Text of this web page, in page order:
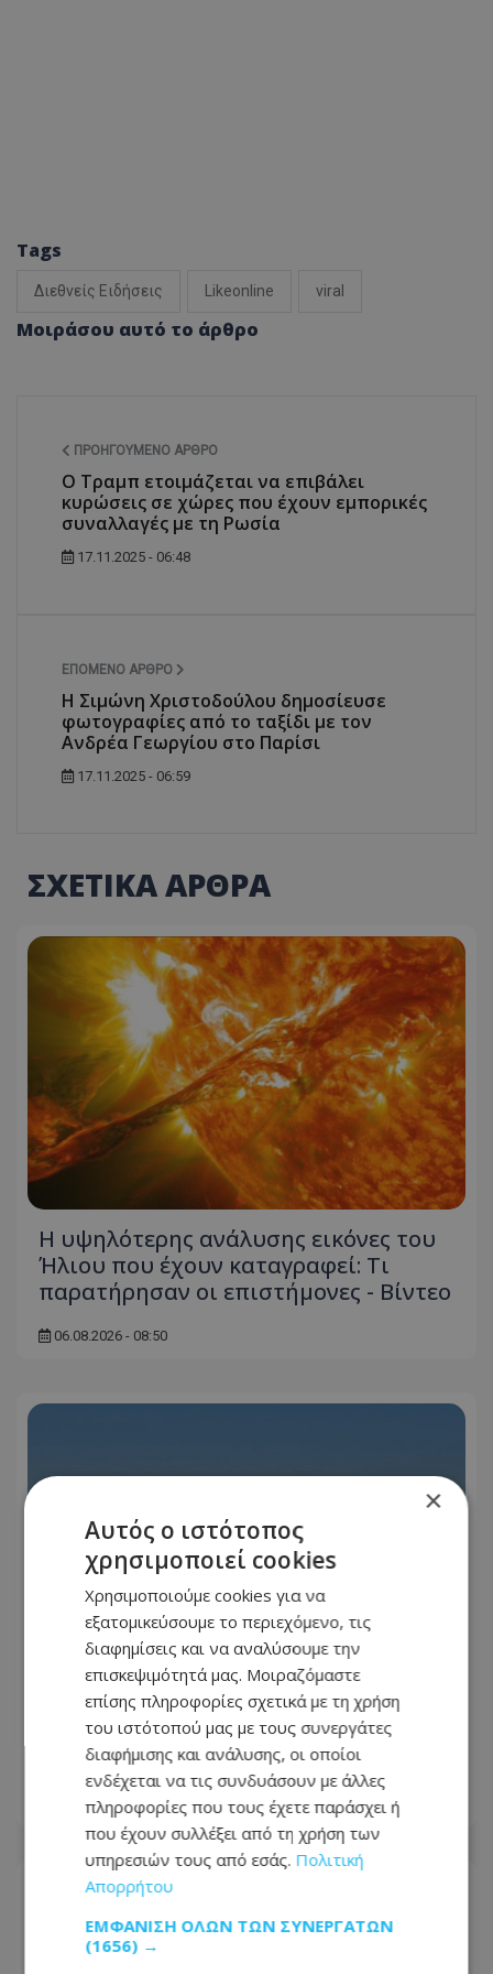
Tags
Διεθνείς Ειδήσεις Likeonline viral
Μοιράσου αυτό το άρθρο
ΠΡΟΗΓΟΎΜΕΝΟ ΆΡΘΡΟ
Ο Τραμπ ετοιμάζεται να επιβάλει
κυρώσεις σε χώρες που έχουν εμπορικές
συναλλαγές με τη Ρωσία
17.11.2025 - 06:48
ΕΠΌΜΕΝΟ ΆΡΘΡΟ
Η Σιμώνη Χριστοδούλου δημοσίευσε
φωτογραφίες από το ταξίδι με τον
Ανδρέα Γεωργίου στο Παρίσι
17.11.2025 - 06:59
ΣΧΕΤΙΚΑ ΑΡΘΡΑ
Η υψηλότερης ανάλυσης εικόνες του
Ήλιου που έχουν καταγραφεί: Τι
παρατήρησαν οι επιστήμονες - Βίντεο
06.08.2026 - 08:50
Εντυπωσιακό βίντεο: Η στιγμή που
γιγαντιαίο παγόβουνο τουμπάρει
στον ωκεανό - Δείτε βίντεο
06.08.2026 - 07:20
×
Αυτός ο ιστότοπος
χρησιμοποιεί cookies
Χρησιμοποιούμε cookies για να
εξατομικεύσουμε το περιεχόμενο, τις
διαφημίσεις και να αναλύσουμε την
επισκεψιμότητά μας. Μοιραζόμαστε
επίσης πληροφορίες σχετικά με τη χρήση
του ιστότοπού μας με τους συνεργάτες
διαφήμισης και ανάλυσης, οι οποίοι
ενδέχεται να τις συνδυάσουν με άλλες
πληροφορίες που τους έχετε παράσχει ή
που έχουν συλλέξει από τη χρήση των
υπηρεσιών τους από εσάς. Πολιτική
Απορρήτου
ΕΜΦΆΝΙΣΗ ΌΛΩΝ ΤΩΝ ΣΥΝΕΡΓΑΤΏΝ
(1656) →